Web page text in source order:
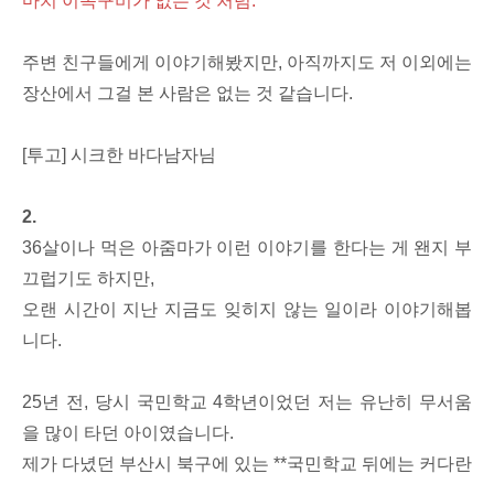
주변 친구들에게 이야기해봤지만, 아직까지도 저 이외에는
장산에서 그걸 본 사람은 없는 것 같습니다.
[투고] 시크한 바다남자님
2.
36살이나 먹은 아줌마가 이런 이야기를 한다는 게 왠지 부
끄럽기도 하지만,
오랜 시간이 지난 지금도 잊히지 않는 일이라 이야기해봅
니다.
25년 전, 당시 국민학교 4학년이었던 저는 유난히 무서움
을 많이 타던 아이였습니다.
제가 다녔던 부산시 북구에 있는 **국민학교 뒤에는 커다란